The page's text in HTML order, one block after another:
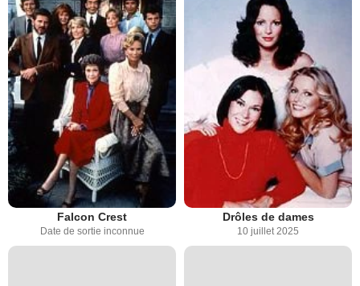
Falcon Crest
Date de sortie inconnue
Drôles de dames
10 juillet 2025